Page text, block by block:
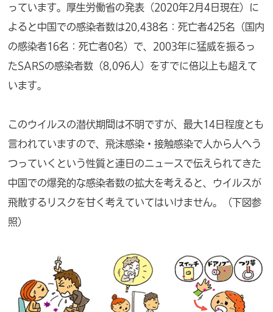
っています。厚生労働省の発表（2020年2月4日現在）に
よると中国での感染者数は20,438名：死亡者425名（国内
の感染者16名：死亡者0名）で、2003年に猛威を振るっ
たSARSの感染者数（8,096人）をすでに倍以上も超えて
います。
このウイルスの潜伏期間は不明ですが、最大14日程度とも
言われていますので、飛沫感染・接触感染で人から人へう
つっていくという性質と連日のニュースで伝えられてきた
中国での爆発的な感染者数の拡大を考えると、ウイルスが
飛散するリスクを甘く考えていてはいけません。（下図参
照）